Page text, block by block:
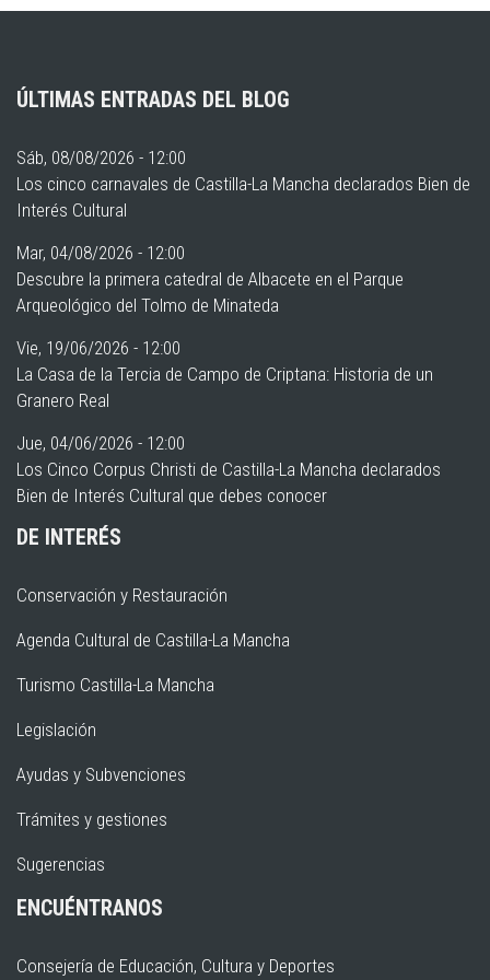
ÚLTIMAS ENTRADAS DEL BLOG
Sáb, 08/08/2026 - 12:00
Los cinco carnavales de Castilla-La Mancha declarados Bien de
Interés Cultural
Mar, 04/08/2026 - 12:00
Descubre la primera catedral de Albacete en el Parque
Arqueológico del Tolmo de Minateda
Vie, 19/06/2026 - 12:00
La Casa de la Tercia de Campo de Criptana: Historia de un
Granero Real
Jue, 04/06/2026 - 12:00
Los Cinco Corpus Christi de Castilla-La Mancha declarados
Bien de Interés Cultural que debes conocer
DE INTERÉS
Conservación y Restauración
Agenda Cultural de Castilla-La Mancha
Turismo Castilla-La Mancha
Legislación
Ayudas y Subvenciones
Trámites y gestiones
Sugerencias
ENCUÉNTRANOS
Consejería de Educación, Cultura y Deportes